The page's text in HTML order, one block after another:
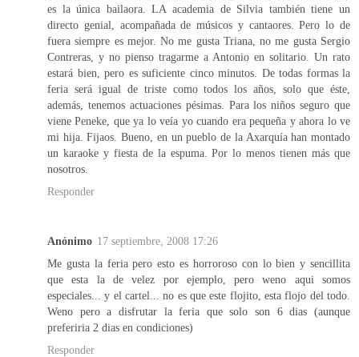
es la única bailaora. LA academia de Silvia también tiene un
directo genial, acompañada de músicos y cantaores. Pero lo de
fuera siempre es mejor. No me gusta Triana, no me gusta Sergio
Contreras, y no pienso tragarme a Antonio en solitario. Un rato
estará bien, pero es suficiente cinco minutos. De todas formas la
feria será igual de triste como todos los años, solo que éste,
además, tenemos actuaciones pésimas. Para los niños seguro que
viene Peneke, que ya lo veía yo cuando era pequeña y ahora lo ve
mi hija. Fijaos. Bueno, en un pueblo de la Axarquía han montado
un karaoke y fiesta de la espuma. Por lo menos tienen más que
nosotros.
Responder
Anónimo 17 septiembre, 2008 17:26
Me gusta la feria pero esto es horroroso con lo bien y sencillita
que esta la de velez por ejemplo, pero weno aqui somos
especiales... y el cartel... no es que este flojito, esta flojo del todo.
Weno pero a disfrutar la feria que solo son 6 dias (aunque
preferiria 2 dias en condiciones)
Responder